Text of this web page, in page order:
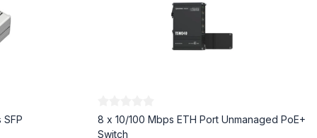
SFP
8 x 10/100 Mbps ETH Port Unmanaged PoE+
Switch